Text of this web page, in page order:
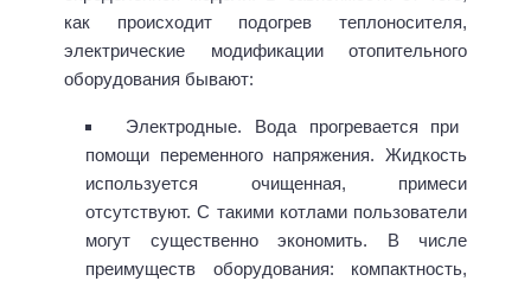
как происходит подогрев теплоносителя,
электрические модификации отопительного
оборудования бывают:
Электродные. Вода прогревается при
помощи переменного напряжения. Жидкость
используется очищенная, примеси
отсутствуют. С такими котлами пользователи
могут существенно экономить. В числе
преимуществ оборудования: компактность,